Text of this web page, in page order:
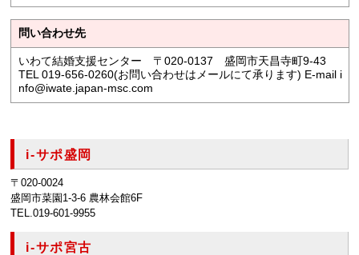
問い合わせ先
いわて結婚支援センター 〒020-0137 盛岡市天昌寺町9-43
TEL 019-656-0260(お問い合わせはメールにて承ります) E-mail i
nfo@iwate.japan-msc.com
i-サポ盛岡
〒020-0024
盛岡市菜園1-3-6 農林会館6F
TEL.019-601-9955
i-サポ宮古